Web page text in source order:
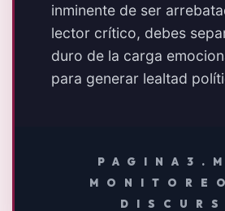
inminente de ser
lector crítico, debes
duro de la carga
para generar lealtad